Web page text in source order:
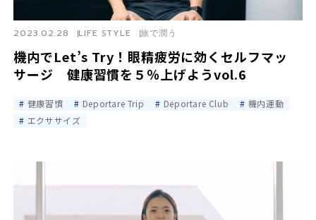
機内でLet’s Try！眼精疲労に効くセルフマッ
サージ 健康習慣を５％上げようvol.6
2023.02.28 LIFE STYLE 旅で潤う
健康習慣 Deportare Trip Deportare Club
機内運動
エクササイズ